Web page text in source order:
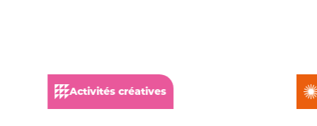
Activités créatives